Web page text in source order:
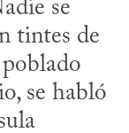
se
tintes de
se habló